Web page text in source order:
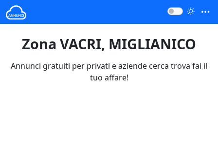
Zona VACRI, MIGLIANICO
Annunci gratuiti per privati e aziende cerca trova fai il
tuo affare!